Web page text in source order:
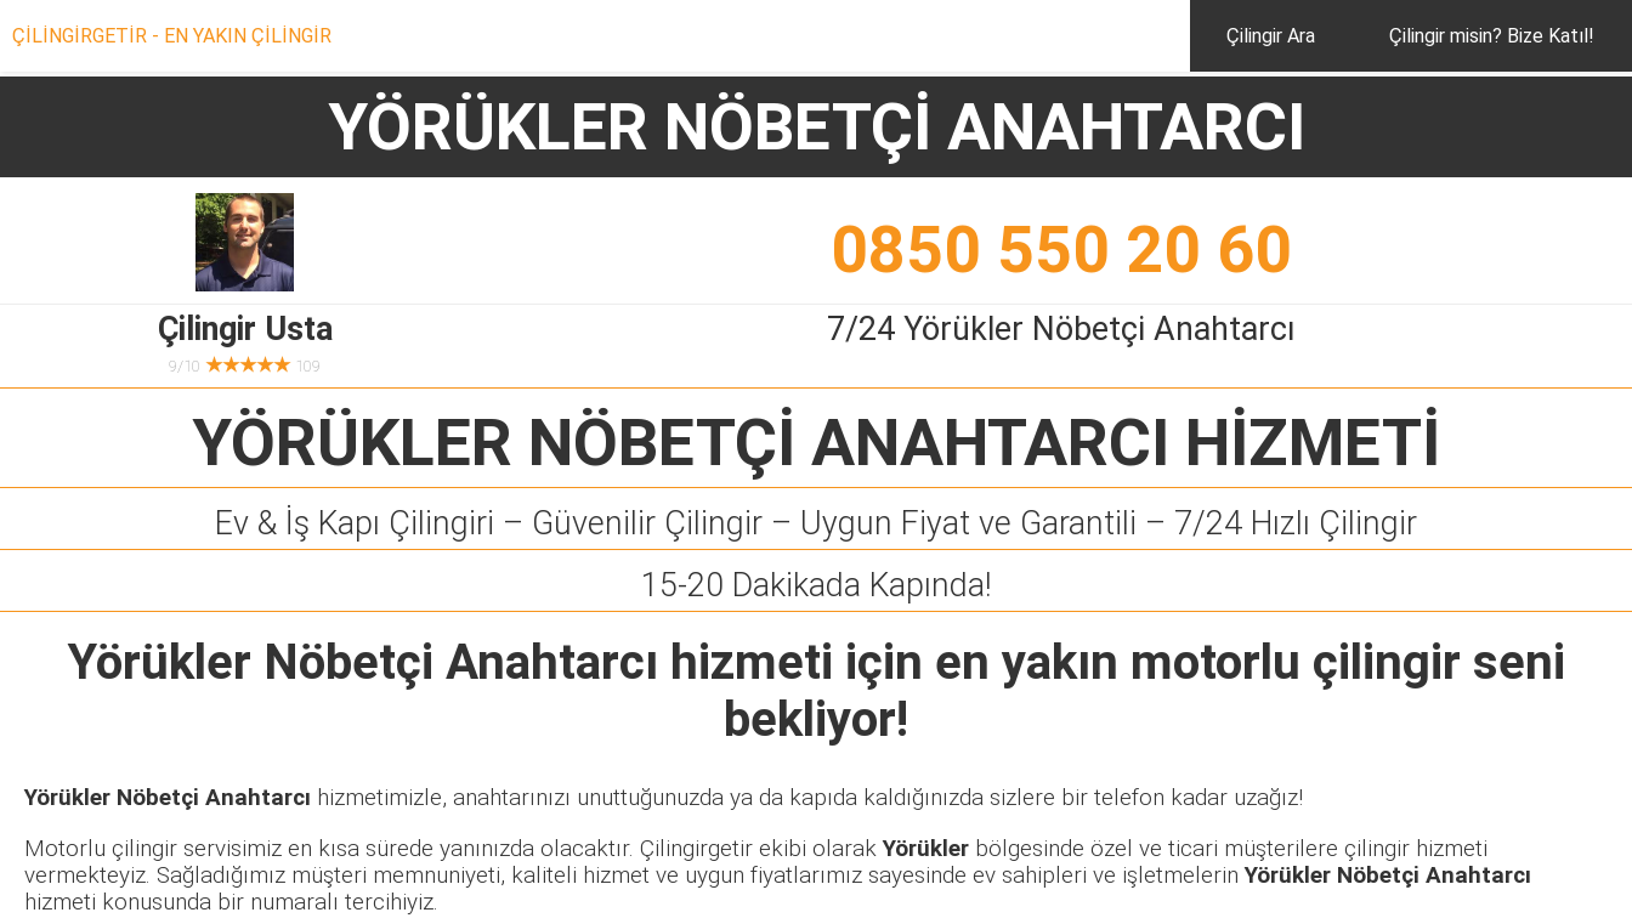
ÇİLİNGİRGETİR - EN YAKIN ÇİLİNGİR Çilingir Ara Çilingir misin? Bize Katıl!
YÖRÜKLER NÖBETÇİ ANAHTARCI
0850 550 20 60
Çilingir Usta
9/10 ★★★★★ 109
7/24 Yörükler Nöbetçi Anahtarcı
YÖRÜKLER NÖBETÇİ ANAHTARCI HİZMETİ
Ev & İş Kapı Çilingiri – Güvenilir Çilingir – Uygun Fiyat ve Garantili – 7/24 Hızlı Çilingir
15-20 Dakikada Kapında!
Yörükler Nöbetçi Anahtarcı hizmeti için en yakın motorlu çilingir seni
bekliyor!
Yörükler Nöbetçi Anahtarcı hizmetimizle, anahtarınızı unuttuğunuzda ya da kapıda kaldığınızda sizlere bir telefon kadar uzağız!
Motorlu çilingir servisimiz en kısa sürede yanınızda olacaktır. Çilingirgetir ekibi olarakYörükler bölgesinde özel ve ticari müşterilere çilingir hizmeti
vermekteyiz. Sağladığımız müşteri memnuniyeti, kaliteli hizmet ve uygun fiyatlarımız sayesinde ev sahipleri ve işletmelerinYörükler Nöbetçi Anahtarcı
hizmeti konusunda bir numaralı tercihiyiz.